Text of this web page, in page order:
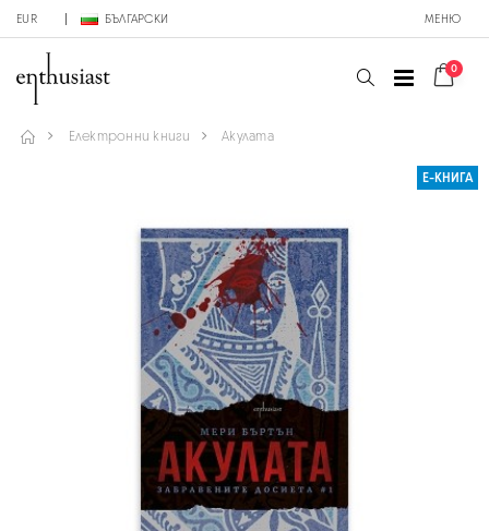
EUR БЪЛГАРСКИ МЕНЮ
0
Електронни книги Акулата
Е-КНИГА